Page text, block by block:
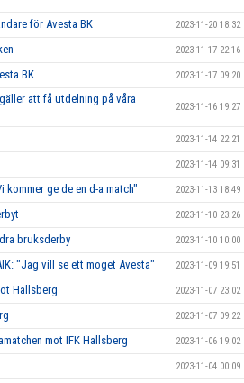
för Avesta BK 2023-11-20 18:32
2023-11-17 22:16
BK 2023-11-17 09:20
att få utdelning på våra
2023-11-16 19:27
2023-11-14 22:21
2023-11-14 09:31
ge de en d-a match" 2023-11-13 18:49
2023-11-10 23:26
bruksderby 2023-11-10 10:00
"Jag vill se ett moget Avesta" 2023-11-09 19:51
Hallsberg 2023-11-07 23:02
2023-11-07 09:22
mot IFK Hallsberg 2023-11-06 19:02
2023-11-04 00:09